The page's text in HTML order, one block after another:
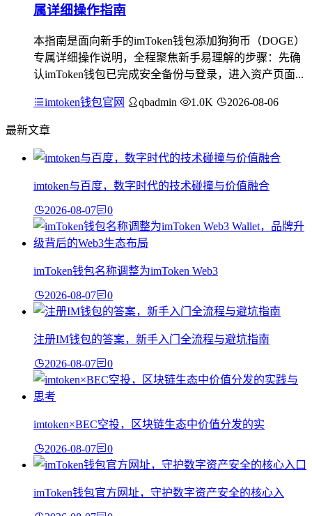
属详细操作指南
本指南是面向新手的imToken钱包添加狗狗币（DOGE）
专属详细操作说明，全程聚焦新手易理解的步骤：先确
认imToken钱包已完成安全备份与登录，进入资产页面...
imtoken钱包官网 qbadmin 1.0K 2026-08-06
最新文章
imtoken与百度，数字时代的技术碰撞与价值融合
2026-08-07 0
imToken钱包名称调整为imToken Web3
2026-08-07 0
注册IM钱包的答案，新手入门全流程与避坑指南
2026-08-07 0
imtoken×BEC空投，区块链生态中价值分发的实
2026-08-07 0
imToken钱包官方网址，守护数字资产安全的核心入